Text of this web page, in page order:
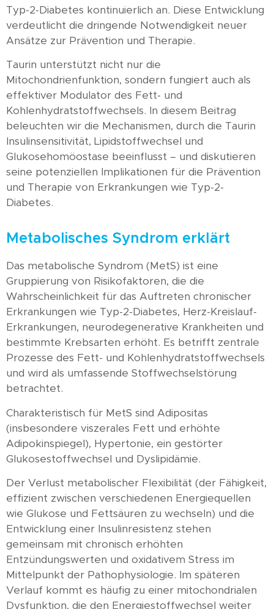
Typ-2-Diabetes kontinuierlich an. Diese Entwicklung
verdeutlicht die dringende Notwendigkeit neuer
Ansätze zur Prävention und Therapie.
Taurin unterstützt nicht nur die
Mitochondrienfunktion, sondern fungiert auch als
effektiver Modulator des Fett- und
Kohlenhydratstoffwechsels. In diesem Beitrag
beleuchten wir die Mechanismen, durch die Taurin
Insulinsensitivität, Lipidstoffwechsel und
Glukosehomöostase beeinflusst – und diskutieren
seine potenziellen Implikationen für die Prävention
und Therapie von Erkrankungen wie Typ-2-
Diabetes.
Metabolisches Syndrom erklärt
Das metabolische Syndrom (MetS) ist eine
Gruppierung von Risikofaktoren, die die
Wahrscheinlichkeit für das Auftreten chronischer
Erkrankungen wie Typ-2-Diabetes, Herz-Kreislauf-
Erkrankungen, neurodegenerative Krankheiten und
bestimmte Krebsarten erhöht. Es betrifft zentrale
Prozesse des Fett- und Kohlenhydratstoffwechsels
und wird als umfassende Stoffwechselstörung
betrachtet.
Charakteristisch für MetS sind Adipositas
(insbesondere viszerales Fett und erhöhte
Adipokinspiegel), Hypertonie, ein gestörter
Glukosestoffwechsel und Dyslipidämie.
Der Verlust metabolischer Flexibilität (der Fähigkeit,
effizient zwischen verschiedenen Energiequellen
wie Glukose und Fettsäuren zu wechseln) und die
Entwicklung einer Insulinresistenz stehen
gemeinsam mit chronisch erhöhten
Entzündungswerten und oxidativem Stress im
Mittelpunkt der Pathophysiologie. Im späteren
Verlauf kommt es häufig zu einer mitochondrialen
Dysfunktion, die den Energiestoffwechsel weiter